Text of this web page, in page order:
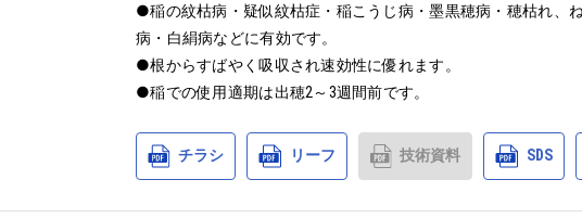
●稲の紋枯病・疑似紋枯症・稲こうじ病・墨黒穂病・穂枯れ、
病・白絹病などに有効です。
●根からすばやく吸収され速効性に優れます。
●稲での使用適期は出穂2～3週間前です。
チラシ リーフ 技術資料 SDS